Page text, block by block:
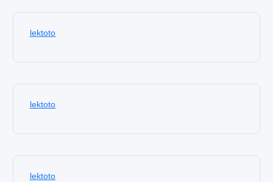
lektoto
lektoto
lektoto